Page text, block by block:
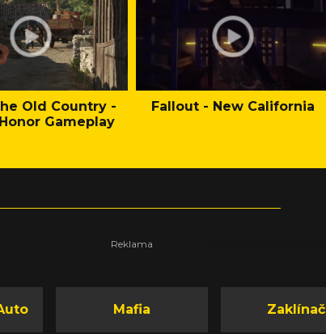
Old Country -
Gameplay
Fallout - New California
Mafia Zaklínač